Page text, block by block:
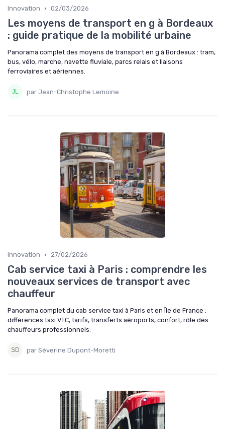
Innovation • 02/03/2026
Les moyens de transport en g à Bordeaux
: guide pratique de la mobilité urbaine
Panorama complet des moyens de transport en g à Bordeaux : tram,
bus, vélo, marche, navette fluviale, parcs relais et liaisons
ferroviaires et aériennes.
par Jean-Christophe Lemoine
Innovation • 27/02/2026
Cab service taxi à Paris : comprendre les
nouveaux services de transport avec
chauffeur
Panorama complet du cab service taxi à Paris et en Île de France :
différences taxi VTC, tarifs, transferts aéroports, confort, rôle des
chauffeurs professionnels.
par Séverine Dupont-Moretti